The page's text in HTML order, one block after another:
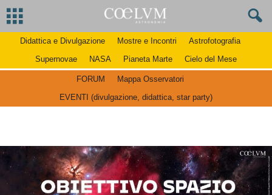
Didattica e Divulgazione Mostre e Incontri
Astrofotografia
Supernovae
NASA Pianeta Marte Cielo del Mese
FORUM
Mappa Osservatori
EVENTI (divulgazione, didattica, star party)